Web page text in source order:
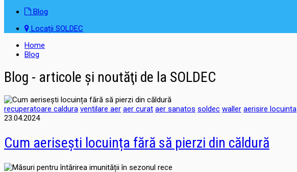
Blog
Locații SOLDEC
Home
Blog
Blog - articole şi noutăţi de la SOLDEC
recuperatoare caldura ventilare aer aer curat aer sanatos soldec waller aerisire locuinta
23.04.2024
Cum aerisești locuința fără să pierzi din căldură